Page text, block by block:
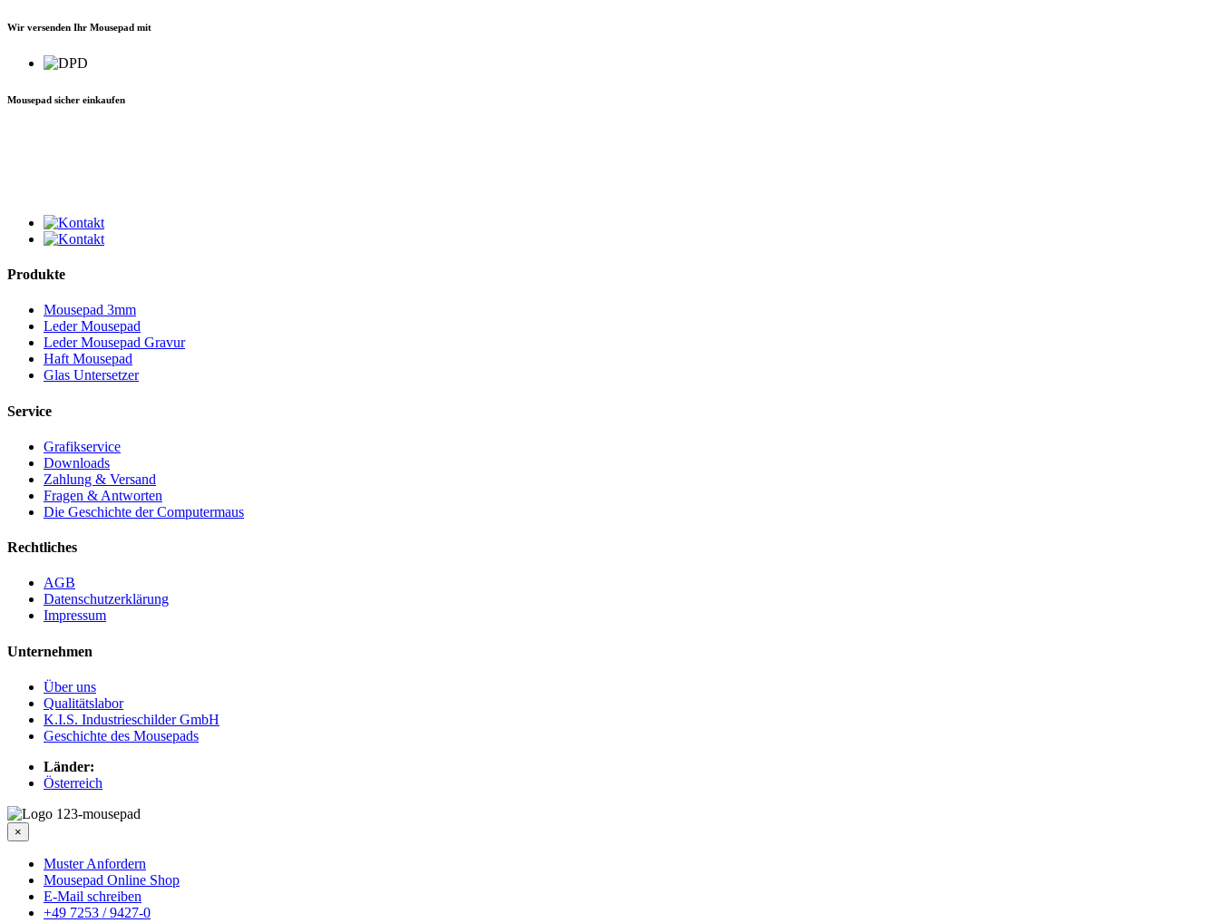
Wir versenden Ihr Mousepad mit
Mousepad sicher einkaufen
Produkte
Mousepad 3mm
Leder Mousepad
Leder Mousepad Gravur
Haft Mousepad
Glas Untersetzer
Service
Grafikservice
Downloads
Zahlung & Versand
Fragen & Antworten
Die Geschichte der Computermaus
Rechtliches
AGB
Datenschutzerklärung
Impressum
Unternehmen
Über uns
Qualitätslabor
K.I.S. Industrieschilder GmbH
Geschichte des Mousepads
Länder:
Österreich
×
Muster Anfordern
Mousepad Online Shop
E-Mail schreiben
+49 7253 / 9427-0